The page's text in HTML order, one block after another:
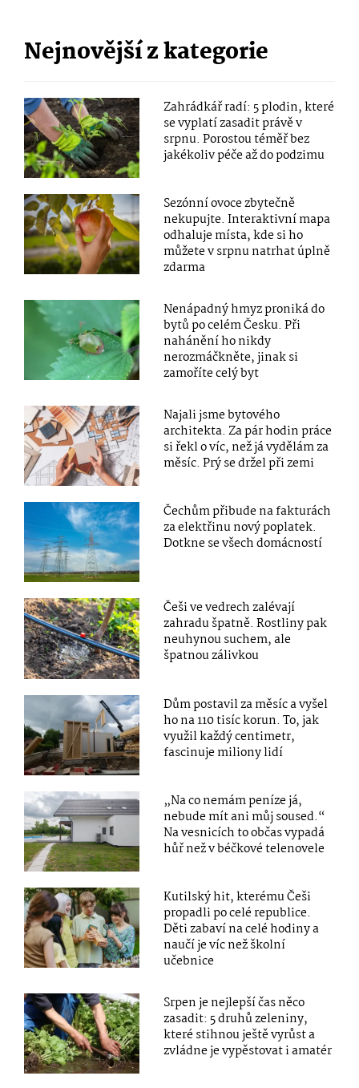
Nejnovější z kategorie
Zahrádkář radí: 5 plodin, které
se vyplatí zasadit právě v
srpnu. Porostou téměř bez
jakékoliv péče až do podzimu
Sezónní ovoce zbytečně
nekupujte. Interaktivní mapa
odhaluje místa, kde si ho
můžete v srpnu natrhat úplně
zdarma
Nenápadný hmyz proniká do
bytů po celém Česku. Při
nahánění ho nikdy
nerozmáčkněte, jinak si
zamoříte celý byt
Najali jsme bytového
architekta. Za pár hodin práce
si řekl o víc, než já vydělám za
měsíc. Prý se držel při zemi
Čechům přibude na fakturách
za elektřinu nový poplatek.
Dotkne se všech domácností
Češi ve vedrech zalévají
zahradu špatně. Rostliny pak
neuhynou suchem, ale
špatnou zálivkou
Dům postavil za měsíc a vyšel
ho na 110 tisíc korun. To, jak
využil každý centimetr,
fascinuje miliony lidí
„Na co nemám peníze já,
nebude mít ani můj soused.“
Na vesnicích to občas vypadá
hůř než v béčkové telenovele
Kutilský hit, kterému Češi
propadli po celé republice.
Děti zabaví na celé hodiny a
naučí je víc než školní
učebnice
Srpen je nejlepší čas něco
zasadit: 5 druhů zeleniny,
které stihnou ještě vyrůst a
zvládne je vypěstovat i amatér